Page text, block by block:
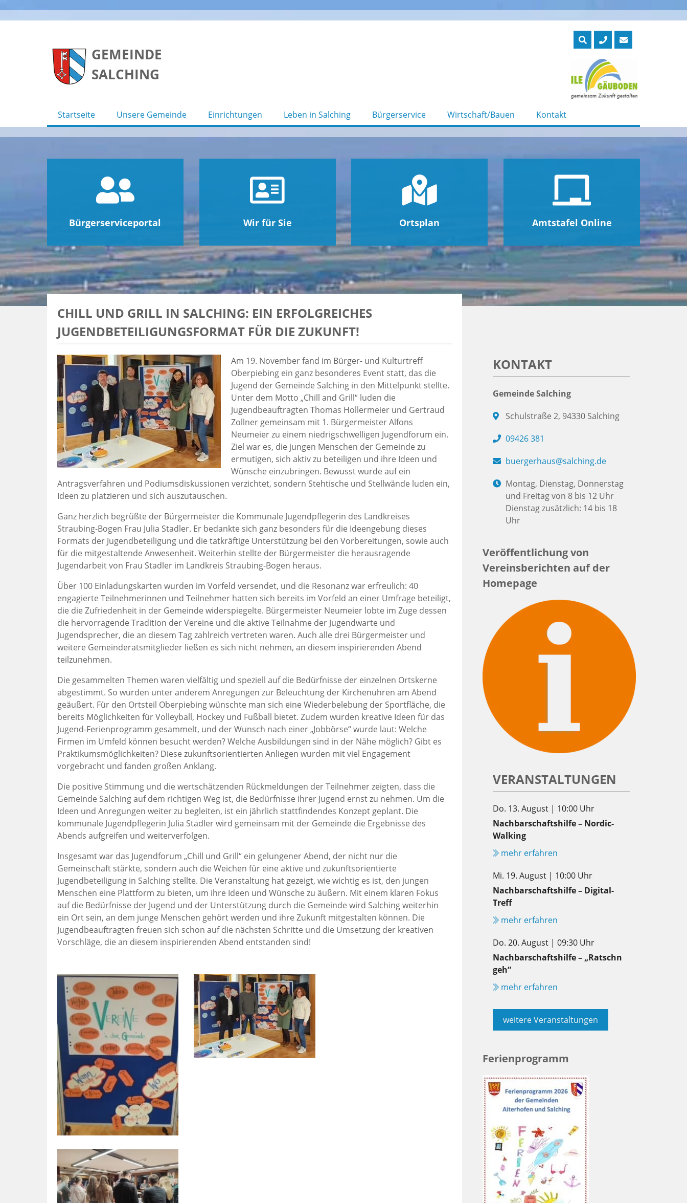
GEMEINDE
SALCHING
Startseite Unsere Gemeinde Einrichtungen Leben in Salching Bürgerservice Wirtschaft/Bauen Kontakt
Bürgerserviceportal Wir für Sie Ortsplan Amtstafel Online
CHILL UND GRILL IN SALCHING: EIN ERFOLGREICHES
JUGENDBETEILIGUNGSFORMAT FÜR DIE ZUKUNFT!
Am 19. November fand im Bürger- und Kulturtreff
Oberpiebing ein ganz besonderes Event statt, das die
Jugend der Gemeinde Salching in den Mittelpunkt stellte.
Unter dem Motto „Chill and Grill“ luden die
Jugendbeauftragten Thomas Hollermeier und Gertraud
Zollner gemeinsam mit 1. Bürgermeister Alfons
Neumeier zu einem niedrigschwelligen Jugendforum ein.
Ziel war es, die jungen Menschen der Gemeinde zu
ermutigen, sich aktiv zu beteiligen und ihre Ideen und
Wünsche einzubringen. Bewusst wurde auf ein
Antragsverfahren und Podiumsdiskussionen verzichtet, sondern Stehtische und Stellwände luden ein,
Ideen zu platzieren und sich auszutauschen.
Ganz herzlich begrüßte der Bürgermeister die Kommunale Jugendpflegerin des Landkreises
Straubing-Bogen Frau Julia Stadler. Er bedankte sich ganz besonders für die Ideengebung dieses
Formats der Jugendbeteiligung und die tatkräftige Unterstützung bei den Vorbereitungen, sowie auch
für die mitgestaltende Anwesenheit. Weiterhin stellte der Bürgermeister die herausragende
Jugendarbeit von Frau Stadler im Landkreis Straubing-Bogen heraus.
Über 100 Einladungskarten wurden im Vorfeld versendet, und die Resonanz war erfreulich: 40
engagierte Teilnehmerinnen und Teilnehmer hatten sich bereits im Vorfeld an einer Umfrage beteiligt,
die die Zufriedenheit in der Gemeinde widerspiegelte. Bürgermeister Neumeier lobte im Zuge dessen
die hervorragende Tradition der Vereine und die aktive Teilnahme der Jugendwarte und
Jugendsprecher, die an diesem Tag zahlreich vertreten waren. Auch alle drei Bürgermeister und
weitere Gemeinderatsmitglieder ließen es sich nicht nehmen, an diesem inspirierenden Abend
teilzunehmen.
Die gesammelten Themen waren vielfältig und speziell auf die Bedürfnisse der einzelnen Ortskerne
abgestimmt. So wurden unter anderem Anregungen zur Beleuchtung der Kirchenuhren am Abend
geäußert. Für den Ortsteil Oberpiebing wünschte man sich eine Wiederbelebung der Sportfläche, die
bereits Möglichkeiten für Volleyball, Hockey und Fußball bietet. Zudem wurden kreative Ideen für das
Jugend-Ferienprogramm gesammelt, und der Wunsch nach einer „Jobbörse“ wurde laut: Welche
Firmen im Umfeld können besucht werden? Welche Ausbildungen sind in der Nähe möglich? Gibt es
Praktikumsmöglichkeiten? Diese zukunftsorientierten Anliegen wurden mit viel Engagement
vorgebracht und fanden großen Anklang.
Die positive Stimmung und die wertschätzenden Rückmeldungen der Teilnehmer zeigten, dass die
Gemeinde Salching auf dem richtigen Weg ist, die Bedürfnisse ihrer Jugend ernst zu nehmen. Um die
Ideen und Anregungen weiter zu begleiten, ist ein jährlich stattfindendes Konzept geplant. Die
kommunale Jugendpflegerin Julia Stadler wird gemeinsam mit der Gemeinde die Ergebnisse des
Abends aufgreifen und weiterverfolgen.
Insgesamt war das Jugendforum „Chill und Grill“ ein gelungener Abend, der nicht nur die
Gemeinschaft stärkte, sondern auch die Weichen für eine aktive und zukunftsorientierte
Jugendbeteiligung in Salching stellte. Die Veranstaltung hat gezeigt, wie wichtig es ist, den jungen
Menschen eine Plattform zu bieten, um ihre Ideen und Wünsche zu äußern. Mit einem klaren Fokus
auf die Bedürfnisse der Jugend und der Unterstützung durch die Gemeinde wird Salching weiterhin
ein Ort sein, an dem junge Menschen gehört werden und ihre Zukunft mitgestalten können. Die
Jugendbeauftragten freuen sich schon auf die nächsten Schritte und die Umsetzung der kreativen
Vorschläge, die an diesem inspirierenden Abend entstanden sind!
KONTAKT
Gemeinde Salching
Schulstraße 2, 94330 Salching
09426 381
buergerhaus@salching.de
Montag, Dienstag, Donnerstag
und Freitag von 8 bis 12 Uhr
Dienstag zusätzlich: 14 bis 18
Uhr
Veröffentlichung von
Vereinsberichten auf der
Homepage
VERANSTALTUNGEN
Do. 13. August | 10:00 Uhr
Nachbarschaftshilfe – Nordic-
Walking
mehr erfahren
Mi. 19. August | 10:00 Uhr
Nachbarschaftshilfe – Digital-
Treff
mehr erfahren
Do. 20. August | 09:30 Uhr
Nachbarschaftshilfe – „Ratschn
geh“
mehr erfahren
weitere Veranstaltungen
Ferienprogramm